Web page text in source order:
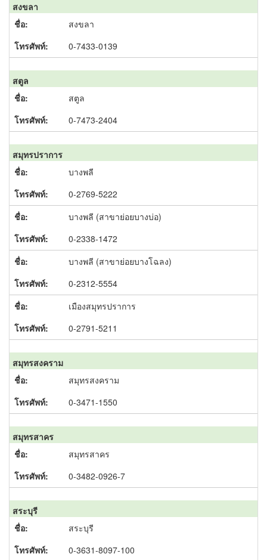
สงขลา
สงขลา
0-7433-0139
สตูล
สตูล
0-7473-2404
สมุทรปราการ
บางพลี
0-2769-5222
บางพลี (สาขาย่อยบางบ่อ)
0-2338-1472
บางพลี (สาขาย่อยบางโฉลง)
0-2312-5554
เมืองสมุทรปราการ
0-2791-5211
สมุทรสงคราม
สมุทรสงคราม
0-3471-1550
สมุทรสาคร
สมุทรสาคร
0-3482-0926-7
สระบุรี
สระบุรี
0-3631-8097-100